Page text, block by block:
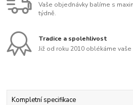
Vaše objednávky balíme s
týdně.
Tradice a spolehlivost
Již od roku 2010 oblékáme
Kompletní specifikace